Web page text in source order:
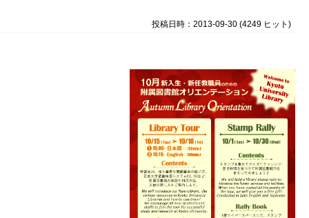
投稿日時：2013-09-30(4249 ヒット )